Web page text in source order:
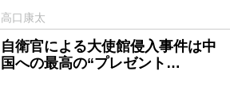
高口康太
自衛官による大使館侵入事件は中
国への最高の“プレゼント…